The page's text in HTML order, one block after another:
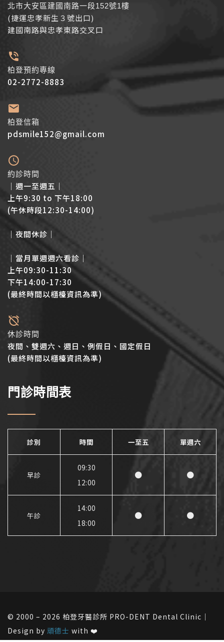
北市大安區建國南路一段152號1樓
(捷運忠孝新生３號出口)
建國南路與忠孝東路交叉口
柏登預約專線
02-2772-8883
柏登信箱
pdsmile152@gmail.com
約診時間
│週一至週五│
上午9:30 to 下午18:00
(午休時段12:30-14:00)
│夜間休診│
│當月單週週六看診│
上午09:30-11:30
下午14:00-17:30
(最終時間以櫃檯資訊為準)
休診時間
夜間、雙週六、週日、例假日、國定假日
(最終時間以櫃檯資訊為準)
門診時間表
診別 時間 一至五 單週六
早診
09:30
12:00
● ●
午診
14:00
18:00
● ●
© 2000 – 2026 柏登牙醫診所 PRO-DENT Dental Clinic｜
Design by 頑德士 with ❤️